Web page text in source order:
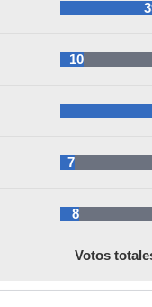
10
7
8
Votos